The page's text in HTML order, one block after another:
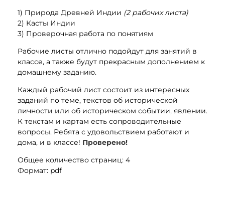
1) Природа Древней Индии (2 рабочих листа)
2) Касты Индии
3) Проверочная работа по понятиям
Рабочие листы отлично подойдут для занятий в
классе, а также будут прекрасным дополнением к
домашнему заданию.
Каждый рабочий лист состоит из интересных
заданий по теме, текстов об исторической
личности или об историческом событии, явлении.
К текстам и картам есть сопроводительные
вопросы. Ребята с удовольствием работают и
дома, и в классе! Проверено!
Общее количество страниц: 4
Формат: pdf